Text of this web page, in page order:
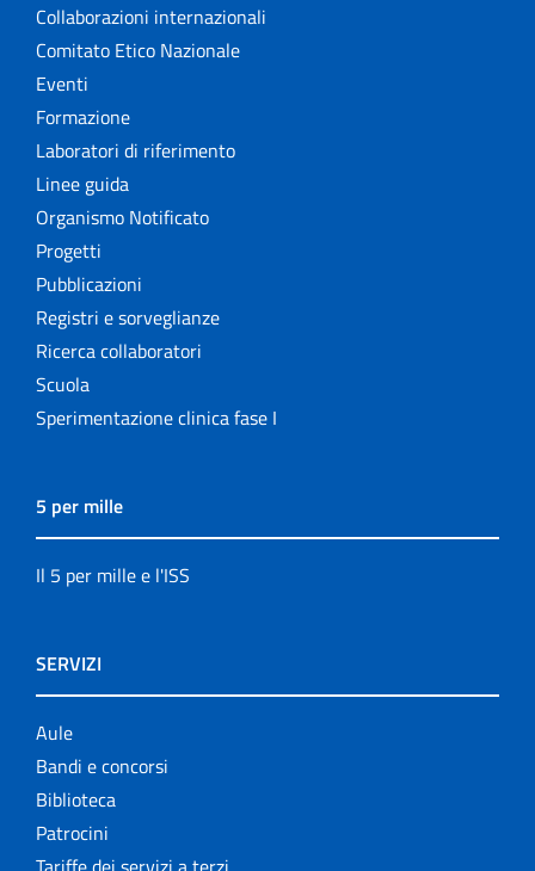
Collaborazioni internazionali
Comitato Etico Nazionale
Eventi
Formazione
Laboratori di riferimento
Linee guida
Organismo Notificato
Progetti
Pubblicazioni
Registri e sorveglianze
Ricerca collaboratori
Scuola
Sperimentazione clinica fase I
5 per mille
Il 5 per mille e l'ISS
SERVIZI
Aule
Bandi e concorsi
Biblioteca
Patrocini